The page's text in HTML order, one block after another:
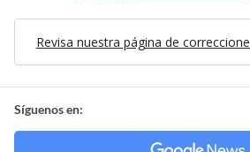
Revisa nuestra página de
Síguenos en: